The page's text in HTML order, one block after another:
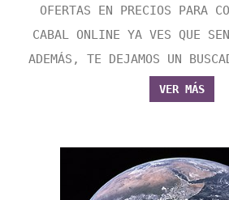
OFERTAS EN PRECIOS PARA
CABAL ONLINE YA VES QUE
ADEMÁS, TE DEJAMOS UN
VER MÁS